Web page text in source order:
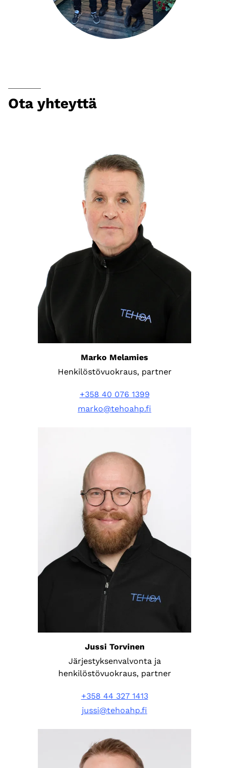
Ota yhteyttä
Marko Melamies
Henkilöstövuokraus, partner
+358 40 076 1399
marko@tehoahp.fi
Jussi Torvinen
Järjestyksenvalvonta ja
henkilöstövuokraus, partner
+358 44 327 1413
jussi@tehoahp.fi